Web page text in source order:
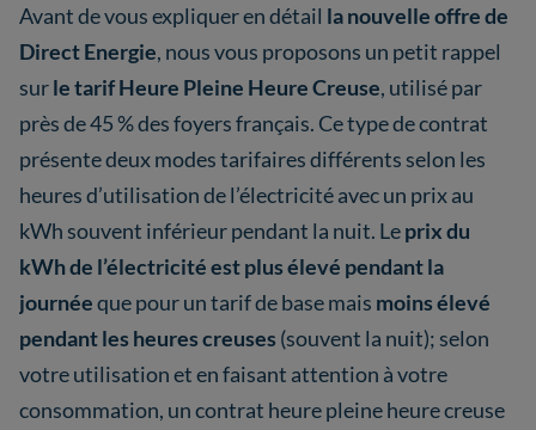
Avant de vous expliquer en détail la nouvelle offre de
Direct Energie, nous vous proposons un petit rappel
surle tarif Heure Pleine Heure Creuse, utilisé par
près de 45 % des foyers français. Ce type de contrat
présente deux modes tarifaires différents selon les
heures d’utilisation de l’électricité avec un prix au
kWh souvent inférieur pendant la nuit. Leprix du
kWh de l’électricité est plus élevé pendant la
journéeque pour un tarif de base mais moins élevé
pendant les heures creuses (souvent la nuit); selon
votre utilisation et en faisant attention à votre
consommation, un contrat heure pleine heure creuse